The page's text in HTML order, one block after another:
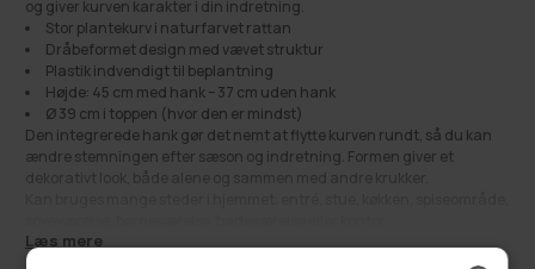
og giver kurven karakter i din indretning.
Stor plantekurv i naturfarvet rattan
Dråbeformet design med vævet struktur
Plastik indvendigt til beplantning
Højde: 45 cm med hank – 37 cm uden hank
Ø 39 cm i toppen (hvor den er mindst)
Den integrerede hank gør det nemt at flytte kurven rundt, så du kan
ændre stemningen efter sæson og indretning. Formen giver et
dekorativt look, både alene og sammen med andre krukker.
Findes også i lille, som du kan klikke dig ind på
Læs mere